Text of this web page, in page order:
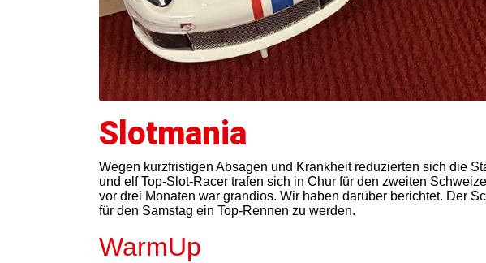
Slotmania
Wegen kurzfristigen Absagen und Krankheit reduzierten sich die
und elf Top-Slot-Racer trafen sich in Chur für den zweiten
vor drei Monaten war grandios. Wir haben darüber berichtet. Der
für den Samstag ein Top-Rennen zu werden.
WarmUp